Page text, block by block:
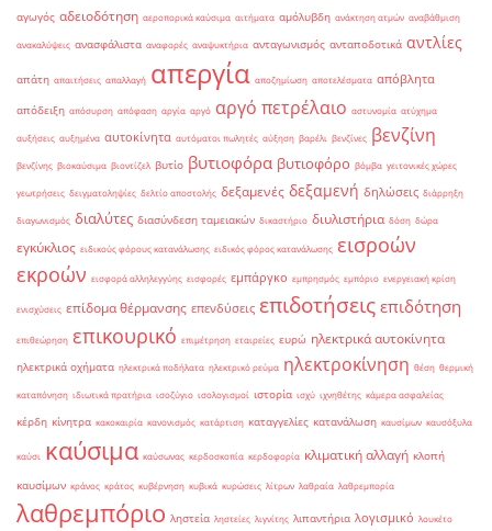
αγωγός αδειοδότηση αεροπορικά καύσιμα αιτήματα αμόλυβδη ανάκτηση ατμών αναβάθμιση
ανακαλύψεις ανασφάλιστα αναφορές αναψυκτήρια ανταγωνισμός ανταποδοτικά αντλίες
απάτη απαιτήσεις απαλλαγή απεργία αποζημίωση αποτελέσματα απόβλητα
απόδειξη απόσυρση απόφαση αργία αργό αργό πετρέλαιο αστυνομία ατύχημα
αυξήσεις αυξημένα αυτοκίνητα αυτόματοι πωλητές αύξηση βαρέλι βενζίνες βενζίνη
βενζίνης βιοκαύσιμα βιοντίζελ βυτίο βυτιοφόρα βυτιοφόρο βόμβα γειτονικές χώρες
γεωτρήσεις δειγματοληψίες δελτίο αποστολής δεξαμενές δεξαμενή δηλώσεις διάρρηξη
διαγωνισμός διαλύτες διασύνδεση ταμειακών δικαστήριο διυλιστήρια δόση δώρα
εγκύκλιος ειδικούς φόρους κατανάλωσης ειδικός φόρος κατανάλωσης εισροών
εκροών εισφορά αλληλεγγύης εισφορές εμπάργκο εμπρησμός εμπόριο ενεργειακή κρίση
ενισχύσεις επίδομα θέρμανσης επενδύσεις επιδοτήσεις επιδότηση
επιθεώρηση επικουρικό επιμέτρηση εταιρείες ευρώ ηλεκτρικά αυτοκίνητα
ηλεκτρικά οχήματα ηλεκτρικά ποδήλατα ηλεκτρικό ρεύμα ηλεκτροκίνηση θέση θερμική
καταπόνηση ιδιωτικά πρατήρια ισοζύγιο ισολογισμοί ιστορία ισχύ ιχνηθέτης κάμερα ασφαλείας
κέρδη κίνητρα κακοκαιρία κανονισμός κατάρτιση καταγγελίες κατανάλωση καυσίμων καυσόξυλα
καύσι καύσιμα καύσωνας κερδοσκοπία κερδοφορία κλιματική αλλαγή κλοπή
καυσίμων κράνος κράτος κυβέρνηση κυβικά κυρώσεις λίτρων λαθραία λαθρεμπορία
λαθρεμπόριο ληστεία ληστείες λιγνίτης λιπαντήρια λογισμικό λουκέτο